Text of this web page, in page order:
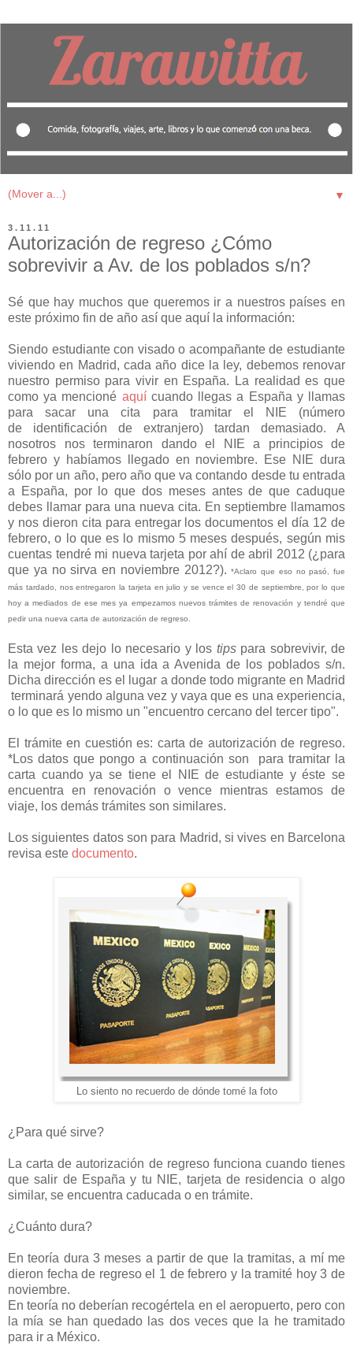
▼
3.11.11
Autorización de regreso ¿Cómo
sobrevivir a Av. de los poblados s/n?
Sé que hay muchos que queremos ir a nuestros países en
este próximo fin de año así que aquí la información:
Siendo estudiante con visado o acompañante de estudiante
viviendo en Madrid, cada año dice la ley, debemos renovar
nuestro permiso para vivir en España. La realidad es que
como ya mencioné aquícuando llegas a España y llamas
para sacar una cita para tramitar el NIE (número
de identificación de extranjero) tardan demasiado. A
nosotros nos terminaron dando el NIE a principios de
febrero y habíamos llegado en noviembre. Ese NIE dura
sólo por un año, pero año que va contando desde tu entrada
a España, por lo que dos meses antes de que caduque
debes llamar para una nueva cita. En septiembre llamamos
y nos dieron cita para entregar los documentos el día 12 de
febrero, o lo que es lo mismo 5 meses después, según mis
cuentas tendré mi nueva tarjeta por ahí de abril 2012 (¿para
que ya no sirva en noviembre 2012?).*Aclaro que eso no pasó, fue
más tardado, nos entregaron la tarjeta en julio y se vence el 30 de septiembre, por lo que
hoy a mediados de ese mes ya empezamos nuevos trámites de renovación y tendré que
pedir una nueva carta de autorización de regreso.
Esta vez les dejo lo necesario y los tipspara sobrevivir, de
la mejor forma, a una ida a Avenida de los poblados s/n.
Dicha dirección es el lugar a donde todo migrante en Madrid
terminará yendo alguna vez y vaya que es una experiencia,
o lo que es lo mismo un "encuentro cercano del tercer tipo".
El trámite en cuestión es: carta de autorización de regreso.
*Los datos que pongo a continuación son para tramitar la
carta cuando ya se tiene el NIE de estudiante y éste se
encuentra en renovación o vence mientras estamos de
viaje, los demás trámites son similares.
Los siguientes datos son para Madrid, si vives en Barcelona
revisa este documento.
Lo siento no recuerdo de dónde tomé la foto
¿Para qué sirve?
La carta de autorización de regreso funciona cuando tienes
que salir de España y tu NIE, tarjeta de residencia o algo
similar, se encuentra caducada o en trámite.
¿Cuánto dura?
En teoría dura 3 meses a partir de que la tramitas, a mí me
dieron fecha de regreso el 1 de febrero y la tramité hoy 3 de
noviembre.
En teoría no deberían recogértela en el aeropuerto, pero con
la mía se han quedado las dos veces que la he tramitado
para ir a México.